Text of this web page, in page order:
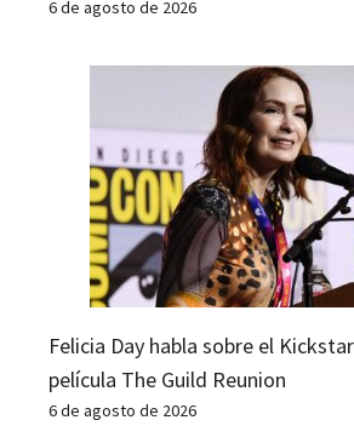
6 de agosto de 2026
Felicia Day habla sobre el
película The Guild Reunion
6 de agosto de 2026